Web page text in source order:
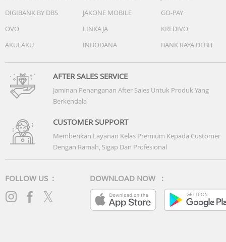
DIGIBANK BY DBS
JAKONE MOBILE
GO-PAY
OVO
LINKAJA
KREDIVO
AKULAKU
INDODANA BANK RAYA DEBIT
AFTER SALES SERVICE
Jaminan Penanganan After Sales Untuk Produk Yang
Berkendala
CUSTOMER SUPPORT
Memberikan Layanan Kelas Premium Kepada Customer
Dengan Ramah, Sigap Dan Profesional
FOLLOW US : DOWNLOAD NOW :